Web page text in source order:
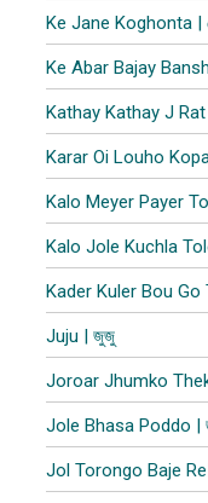
Ke Jane Koghonta | কে
Ke Abar Bajay Banshi
Kathay Kathay J Rat
Karar Oi Louho
Kalo Meyer Payer
Kalo Jole Kuchla
Kader Kuler Bou Go
Juju | জুজু
Joroar Jhumko
Jole Bhasa Poddo |
Jol Torongo Baje Re|